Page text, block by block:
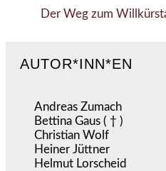
Der Weg zum
AUTOR*INN*EN
Andreas Zumach
Bettina Gaus ( † )
Christian Wolf
Heiner Jüttner
Helmut Lorscheid